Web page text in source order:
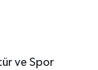
ve Spor